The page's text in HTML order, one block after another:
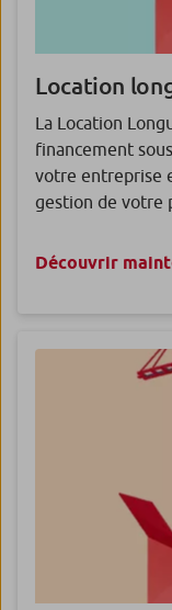
Location
La Location
financement
votre entreprise
gestion de votre
Découvrir